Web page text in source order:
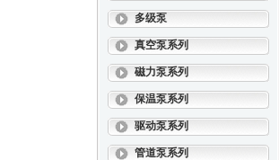
多级泵
真空泵系列
磁力泵系列
保温泵系列
驱动泵系列
管道泵系列